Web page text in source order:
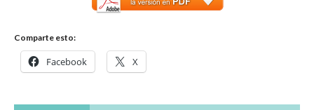
Comparte esto:
Facebook X